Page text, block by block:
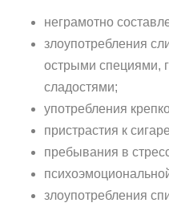
неграмотно
злоупотребления
острыми специями,
сладостями;
употребления
пристрастия к
пребывания в
злоупотребления